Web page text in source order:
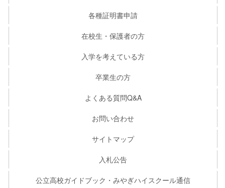
各種証明書申請
在校生・保護者の方
入学を考えている方
卒業生の方
よくある質問Q&A
お問い合わせ
サイトマップ
入札公告
公立高校ガイドブック・みやぎハイスクール通信